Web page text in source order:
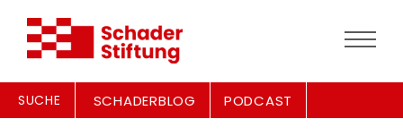
SUCHE SCHADERBLOG PODCAST